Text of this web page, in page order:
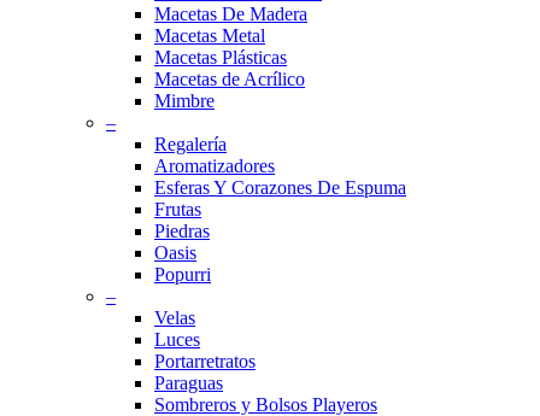
Macetas De Madera
Macetas Metal
Macetas Plásticas
Macetas de Acrílico
Mimbre
–
Regalería
Aromatizadores
Esferas Y Corazones De Espuma
Frutas
Piedras
Oasis
Popurri
–
Velas
Luces
Portarretratos
Paraguas
Sombreros y Bolsos Playeros